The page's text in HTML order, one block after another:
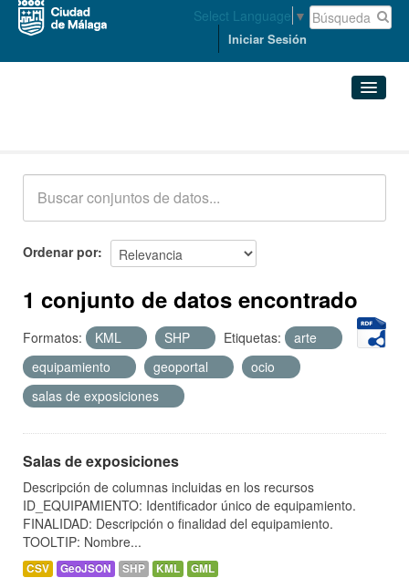
Select Language ▼
Iniciar Sesión
Acerca de
Ordenar por
1 conjunto de datos encontrado
Formatos: KML SHP Etiquetas:
arte
equipamiento
geoportal
ocio
salas de exposiciones
Salas de exposiciones
Descripción de columnas incluidas en los recursos
ID_EQUIPAMIENTO: Identificador único de equipamiento.
FINALIDAD: Descripción o finalidad del equipamiento.
TOOLTIP: Nombre...
CSV GeoJSON SHP KML GML